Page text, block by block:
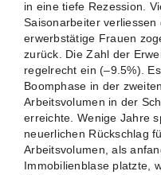
in eine tiefe Rezession.
Saisonarbeiter verliessen
erwerbstätige Frauen
zurück. Die Zahl der
regelrecht ein (–9.5%).
Boomphase in der
Arbeitsvolumen in der
erreichte. Wenige Jahre
neuerlichen Rückschlag
Arbeitsvolumen, als
Immobilienblase platzte,